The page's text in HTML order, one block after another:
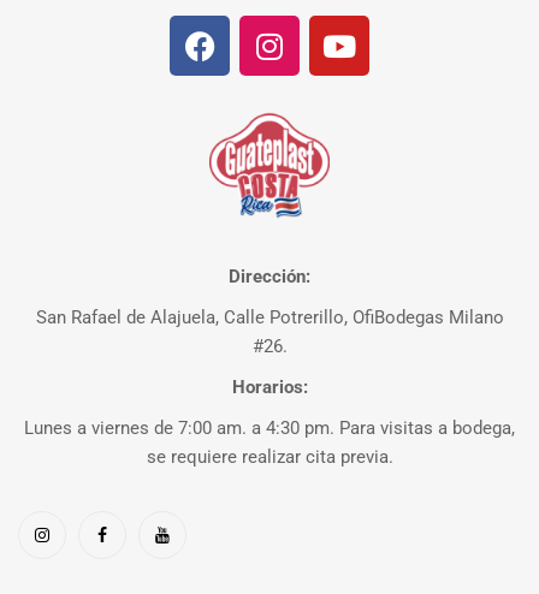
Dirección:
San Rafael de Alajuela, Calle Potrerillo, OfiBodegas Milano
#26.
Horarios:
Lunes a viernes de 7:00 am. a 4:30 pm. Para visitas a bodega,
se requiere realizar cita previa.